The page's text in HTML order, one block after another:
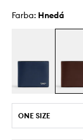
Farba: hnedá
ONE SIZE